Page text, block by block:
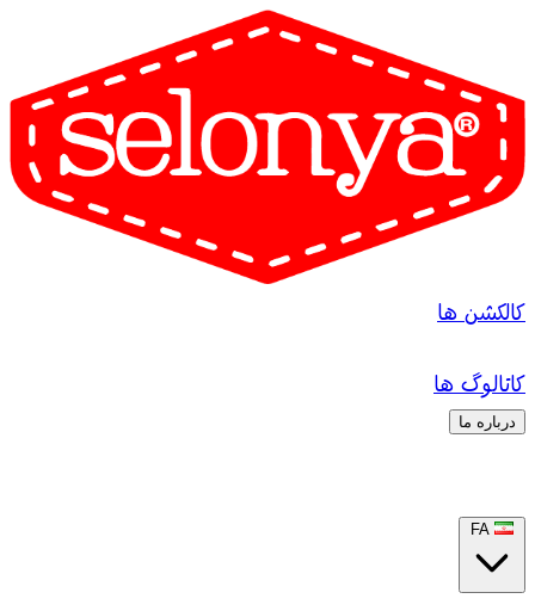
کالکشن ها
کاتالوگ ها
درباره ما